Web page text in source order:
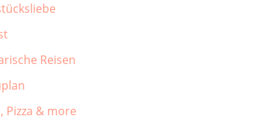
Reisen
Pizza & more